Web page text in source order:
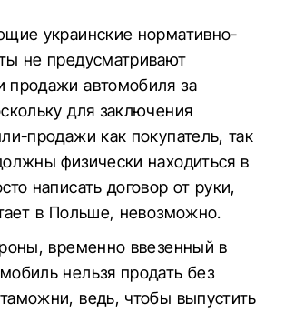
украинские нормативно-
не предусматривают
продажи автомобиля за
для заключения
продажи как покупатель, так
физически находиться в
написать договор от руки,
в Польше, невозможно.
временно ввезенный в
нельзя продать без
ведь, чтобы выпустить